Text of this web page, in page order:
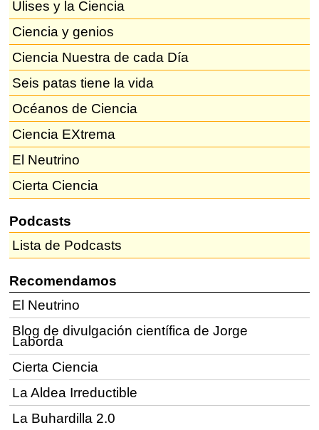
Ulises y la Ciencia
Ciencia y genios
Ciencia Nuestra de cada Día
Seis patas tiene la vida
Océanos de Ciencia
Ciencia EXtrema
El Neutrino
Cierta Ciencia
Podcasts
Lista de Podcasts
Recomendamos
El Neutrino
Blog de divulgación científica de Jorge
Laborda
Cierta Ciencia
La Aldea Irreductible
La Buhardilla 2.0